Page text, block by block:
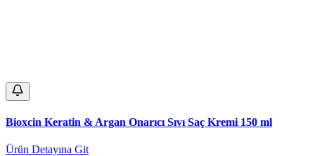
Bioxcin Keratin & Argan Onarıcı Sıvı Saç Kremi 150 ml
Ürün Detayına Git